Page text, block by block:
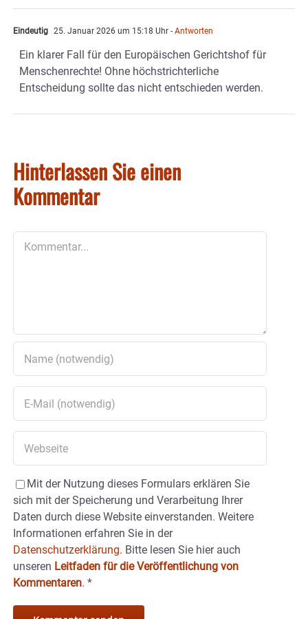
Eindeutig 25. Januar 2026 um 15:18 Uhr - Antworten
Ein klarer Fall für den Europäischen Gerichtshof für
Menschenrechte! Ohne höchstrichterliche
Entscheidung sollte das nicht entschieden werden.
Hinterlassen Sie einen
Kommentar
Mit der Nutzung dieses Formulars erklären Sie
sich mit der Speicherung und Verarbeitung Ihrer
Daten durch diese Website einverstanden. Weitere
Informationen erfahren Sie in der
Datenschutzerklärung. Bitte lesen Sie hier auch
unseren Leitfaden für die Veröffentlichung von
Kommentaren. *